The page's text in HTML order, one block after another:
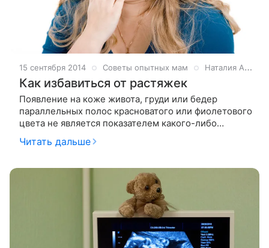
15 сентября 2014 Советы опытных мам Наталия Артикова
Как избавиться от растяжек
Появление на коже живота, груди или бедер
параллельных полос красноватого или фиолетового
цвета не является показателем какого-либо
патологического процесса в организме, но
доставляет будущей мамочке немало ого
Читать дальше